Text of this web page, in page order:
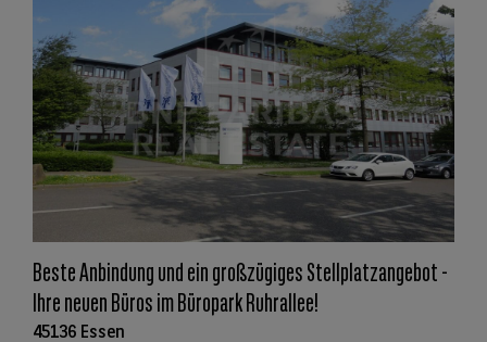
Beste Anbindung und ein großzügiges Stellplatzangebot -
Ihre neuen Büros im Büropark Ruhrallee!
45136 Essen